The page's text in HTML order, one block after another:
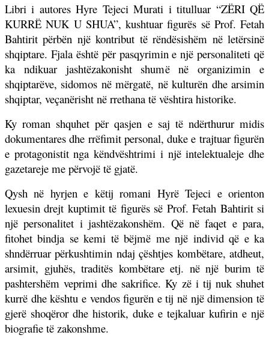
Libri i autores Hyre Tejeci Murati i titulluar “ZËRI QË
KURRË NUK U SHUA”, kushtuar figurës së Prof. Fetah
Bahtirit përbën një kontribut të rëndësishëm në letërsinë
shqiptare. Fjala është për pasqyrimin e një personaliteti që
ka ndikuar jashtëzakonisht shumë në organizimin e
shqiptarëve, sidomos në mërgatë, në kulturën dhe arsimin
shqiptar, veçanërisht në rrethana të vështira historike.
Ky roman shquhet për qasjen e saj të ndërthurur midis
dokumentares dhe rrëfimit personal, duke e trajtuar figurën
e protagonistit nga këndvështrimi i një intelektualeje dhe
gazetareje me përvojë të gjatë.
Qysh në hyrjen e këtij romani Hyrë Tejeci e orienton
lexuesin drejt kuptimit të figurës së Prof. Fetah Bahtirit si
një personalitet i jashtëzakonshëm. Që në faqet e para,
fitohet bindja se kemi të bëjmë me një individ që e ka
shndërruar përkushtimin ndaj çështjes kombëtare, atdheut,
arsimit, gjuhës, traditës kombëtare etj. në një burim të
pashtershëm veprimi dhe sakrifice. Ky zë i tij nuk shuhet
kurrë dhe kështu e vendos figurën e tij në një dimension të
gjerë shoqëror dhe historik, duke e tejkaluar kufirin e një
biografie të zakonshme.